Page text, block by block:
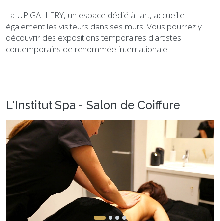
La UP GALLERY, un espace dédié à l'art, accueille
également les visiteurs dans ses murs. Vous pourrez y
découvrir des expositions temporaires d'artistes
contemporains de renommée internationale.
L'Institut Spa - Salon de Coiffure